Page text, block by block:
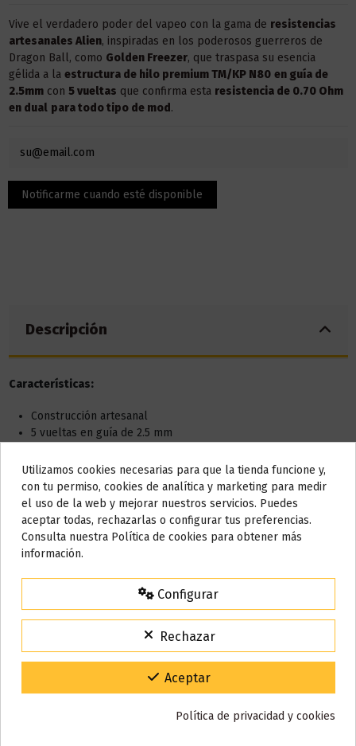
Vive el verdadero poder del vapeo con la gama de resistencias
artesanales Alien, inspiradas en los poderosos guerreros de
Dragon Ball, como Golden Freezer, que traspasa su esencia
gélida a la estructura de hilo premium TM/KP N80 en guía de
2.5mmcon 5 vueltas que confirma esta resistencia de 0.70 Ohm
en dual para todo tipo de mod .
Descripción
Características:
Construcción artesanal
5 vueltas en guía de 2.5 mm
Fabricada en full N80
Ideal para vapeo MTL con una calada cerrada
Incluye accesorios
Detalles del producto
Reseñas (0)
También puede que te guste
Do not show again.
AVISO IMPORTANTE
Nos tomamos unos días
15% de descuento
Código:VACACIONES15
Gracias por tu paciencia y por seguir confiando en nosotros.
Utilizamos cookies necesarias para que la tienda funcione y,
con tu permiso, cookies de analítica y marketing para medir
el uso de la web y mejorar nuestros servicios. Puedes
aceptar todas, rechazarlas o configurar tus preferencias.
Consulta nuestra Política de cookies para obtener más
información.
Configurar
Rechazar
Aceptar
Política de privacidad y cookies